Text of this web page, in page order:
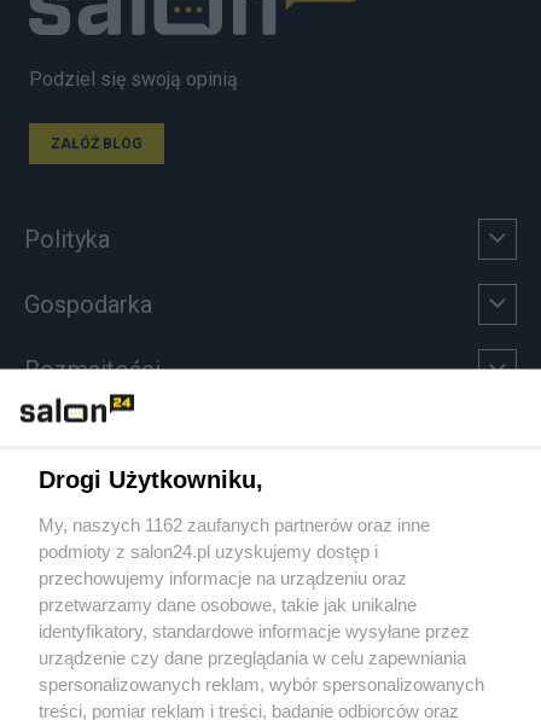
Podziel się swoją opinią
ZAŁÓŻ BLOG
Polityka
Gospodarka
Rozmaitości
Sport
Społeczeństwo
Kultura
Drogi Użytkowniku,
My, naszych 1162 zaufanych partnerów oraz inne
podmioty z salon24.pl uzyskujemy dostęp i
przechowujemy informacje na urządzeniu oraz
przetwarzamy dane osobowe, takie jak unikalne
identyfikatory, standardowe informacje wysyłane przez
urządzenie czy dane przeglądania w celu zapewniania
spersonalizowanych reklam, wybór spersonalizowanych
treści, pomiar reklam i treści, badanie odbiorców oraz